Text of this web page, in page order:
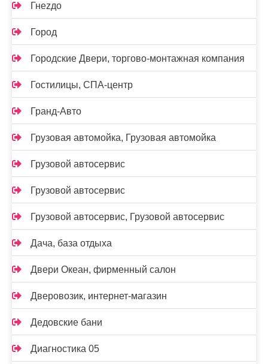
Гнеzдо
Город
Городские Двери, торгово-монтажная компания
Гостилицы, СПА-центр
Гранд-Авто
Грузовая автомойка, Грузовая автомойка
Грузовой автосервис
Грузовой автосервис
Грузовой автосервис, Грузовой автосервис
Дача, база отдыха
Двери Океан, фирменный салон
Дверовозик, интернет-магазин
Дедовские бани
Диагностика 05